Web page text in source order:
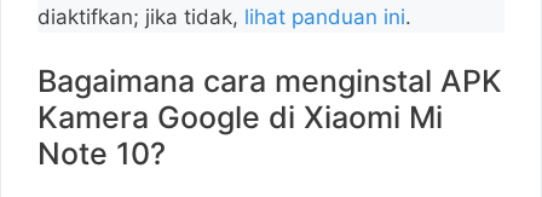
diaktifkan; jika tidak, lihat panduan ini.
Bagaimana cara menginstal APK
Kamera Google di Xiaomi Mi
Note 10?